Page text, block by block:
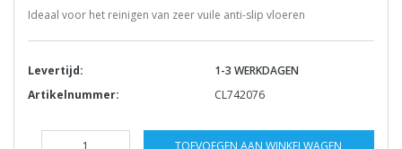
Ideaal voor het reinigen van zeer vuile anti-slip vloeren
Levertijd:
1-3 WERKDAGEN
Artikelnummer:
CL742076
TOEVOEGEN AAN WINKELWAGEN